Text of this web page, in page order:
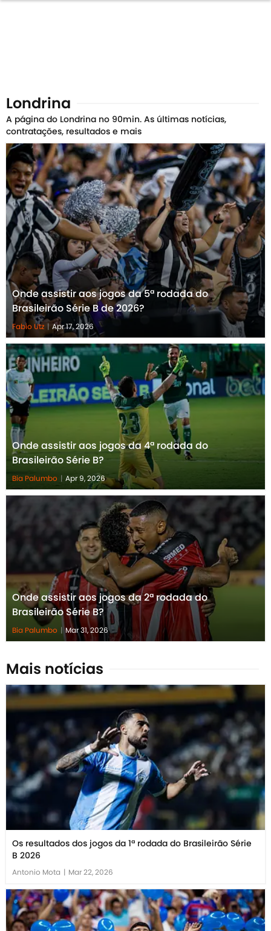
Londrina
A página do Londrina no 90min. As últimas notícias,
contratações, resultados e mais
Onde assistir aos jogos da 5ª rodada do
Brasileirão Série B de 2026?
Fabio Utz | Apr 17, 2026
Onde assistir aos jogos da 4ª rodada do
Brasileirão Série B?
Bia Palumbo | Apr 9, 2026
Onde assistir aos jogos da 2ª rodada do
Brasileirão Série B?
Bia Palumbo | Mar 31, 2026
Mais notícias
Os resultados dos jogos da 1ª rodada do Brasileirão Série
B 2026
Antonio Mota | Mar 22, 2026